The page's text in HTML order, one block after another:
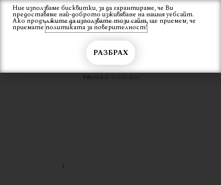
Skip
content
Вход
Ние използваме бисквитки, за да гарантираме, че Ви
предоставяме най-доброто изживяване на нашия уебсайт.
Ако продължите да използвате този сайт, ще приемем, че
приематеполитиката за поверителност!
РАЗБРАХ